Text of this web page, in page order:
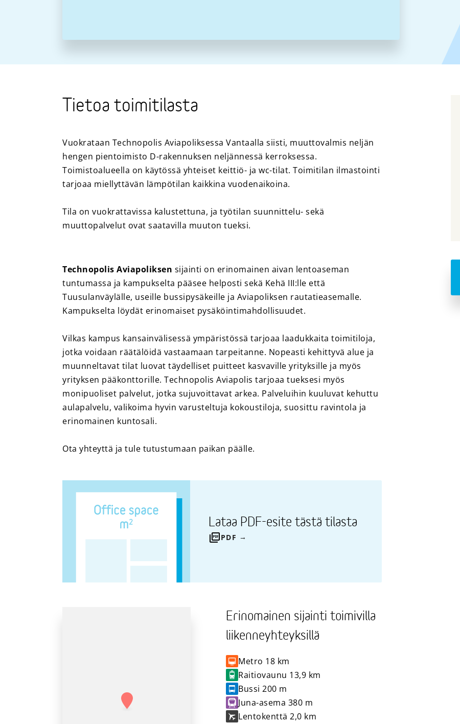
Tietoa toimitilasta
Vuokrataan Technopolis Aviapoliksessa Vantaalla siisti, muuttovalmis neljän
hengen pientoimisto D-rakennuksen neljännessä kerroksessa.
Toimistoalueella on käytössä yhteiset keittiö- ja wc-tilat. Toimitilan ilmastointi
tarjoaa miellyttävän lämpötilan kaikkina vuodenaikoina.
Tila on vuokrattavissa kalustettuna, ja työtilan suunnittelu- sekä
muuttopalvelut ovat saatavilla muuton tueksi.
Technopolis Aviapoliksen sijainti on erinomainen aivan lentoaseman
tuntumassa ja kampukselta pääsee helposti sekä Kehä III:lle että
Tuusulanväylälle, useille bussipysäkeille ja Aviapoliksen rautatieasemalle.
Kampukselta löydät erinomaiset pysäköintimahdollisuudet.
Vilkas kampus kansainvälisessä ympäristössä tarjoaa laadukkaita toimitiloja,
jotka voidaan räätälöidä vastaamaan tarpeitanne. Nopeasti kehittyvä alue ja
muunneltavat tilat luovat täydelliset puitteet kasvaville yrityksille ja myös
yrityksen pääkonttorille. Technopolis Aviapolis tarjoaa tueksesi myös
monipuoliset palvelut, jotka sujuvoittavat arkea. Palveluihin kuuluvat kehuttu
aulapalvelu, valikoima hyvin varusteltuja kokoustiloja, suosittu ravintola ja
erinomainen kuntosali.
Ota yhteyttä ja tule tutustumaan paikan päälle.
Lataa PDF-esite tästä tilasta
PDF
Erinomainen sijainti toimivilla
liikenneyhteyksillä
Metro 18 km
Raitiovaunu 13,9 km
Bussi 200 m
Juna-asema 380 m
Lentokenttä 2,0 km